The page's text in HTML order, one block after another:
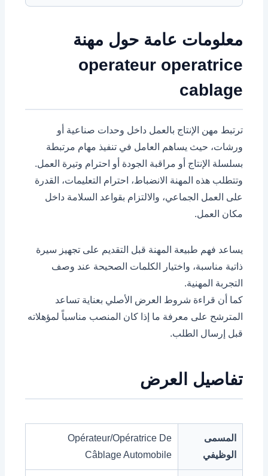
معلومات عامة حول مهنة
operateur operatrice
cablage
ترتبط مهن الإنتاج بالعمل داخل وحدات صناعية أو
ورشات، حيث يساهم العامل في تنفيذ مهام مرتبطة
بسلسلة الإنتاج أو مراقبة الجودة أو احترام وتيرة العمل.
وتتطلب هذه المهنة الانضباط، احترام التعليمات، القدرة
على العمل الجماعي، والالتزام بقواعد السلامة داخل
مكان العمل.
يساعد فهم طبيعة المهنة قبل التقديم على تجهيز سيرة
ذاتية مناسبة، واختيار الكلمات الصحيحة عند وصف
التجربة المهنية.
كما أن قراءة شروط العرض الأصلي بعناية تساعد
المترشح على معرفة ما إذا كان المنصب مناسباً لمؤهلاته
قبل إرسال الطلب.
تفاصيل العرض
المسمى
الوظيفي
Opérateur/Opératrice De
Câblage Automobile